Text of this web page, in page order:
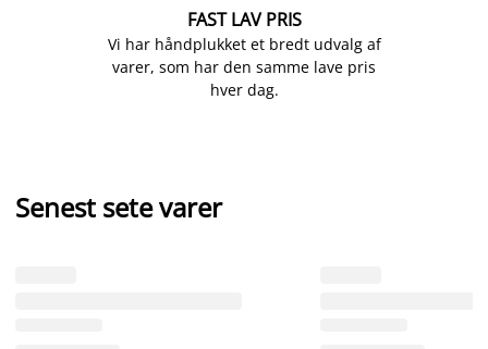
FAST LAV PRIS
Vi har håndplukket et bredt udvalg af
varer, som har den samme lave pris
hver dag.
Senest sete varer